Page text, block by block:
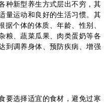
种新型养生方式层出不穷，其
量运动和良好的生活习惯。其
据个体的体质、年龄、性别、
粮、蔬菜瓜果、肉类蛋奶等各
到调养身体、预防疾病、增强
要选择适宜的食材，避免过寒